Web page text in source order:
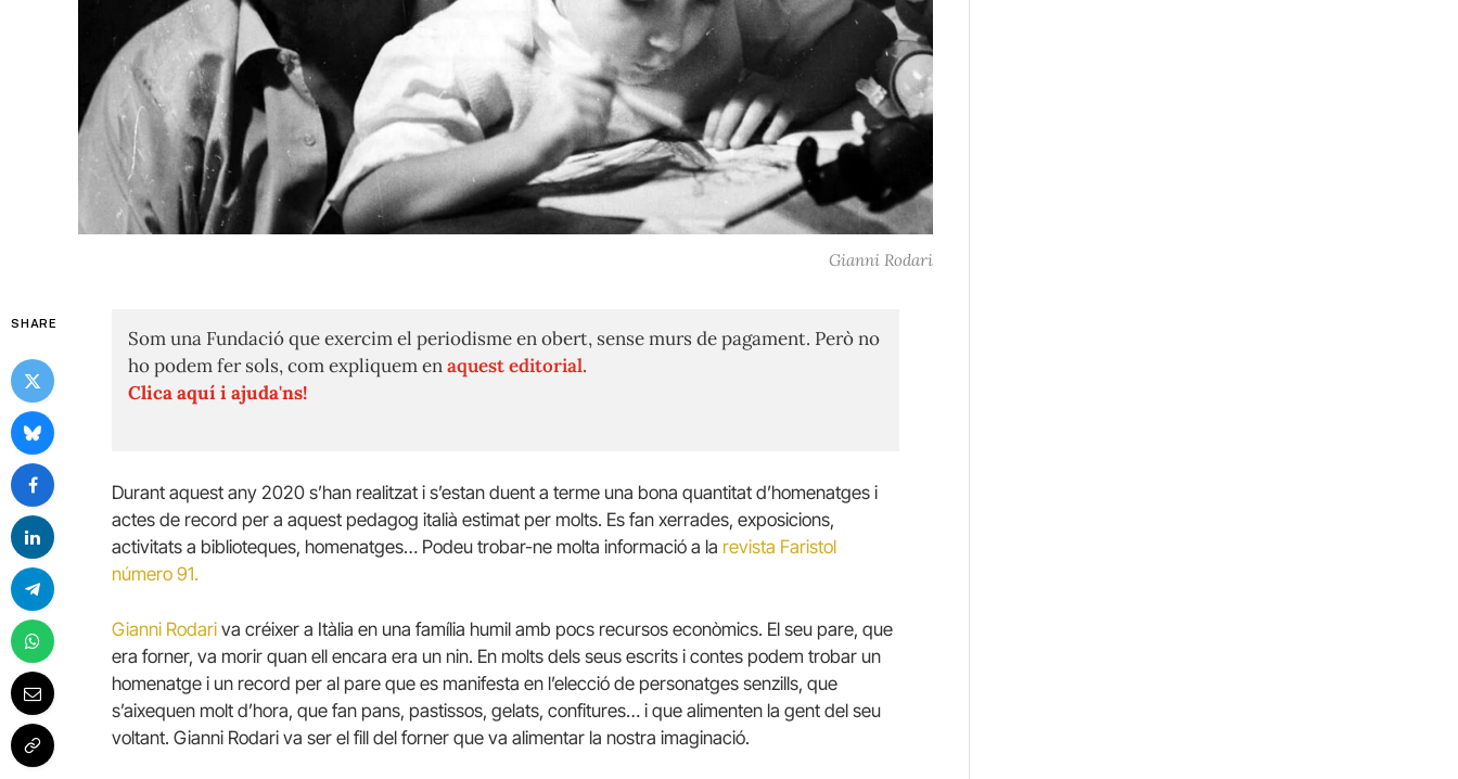
Gianni Rodari
SHARE
Som una Fundació que exercim el periodisme en obert, sense murs de pagament. Però no
ho podem fer sols, com expliquem enaquest editorial.
Clica aquí i ajuda'ns!
Durant aquest any 2020 s’han realitzat i s’estan duent a terme una bona quantitat d’homenatges i
actes de record per a aquest pedagog italià estimat per molts. Es fan xerrades, exposicions,
activitats a biblioteques, homenatges… Podeu trobar-ne molta informació a la revista Faristol
número 91.
Gianni Rodari va créixer a Itàlia en una família humil amb pocs recursos econòmics. El seu pare, que
era forner, va morir quan ell encara era un nin. En molts dels seus escrits i contes podem trobar un
homenatge i un record per al pare que es manifesta en l’elecció de personatges senzills, que
s’aixequen molt d’hora, que fan pans, pastissos, gelats, confitures… i que alimenten la gent del seu
voltant. Gianni Rodari va ser el fill del forner que va alimentar la nostra imaginació.